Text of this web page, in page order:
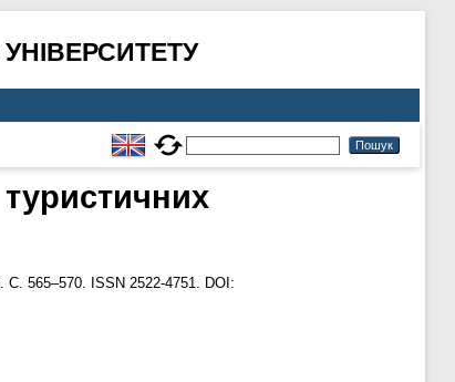
С. 565–570. ISSN 2522-4751. DOI: